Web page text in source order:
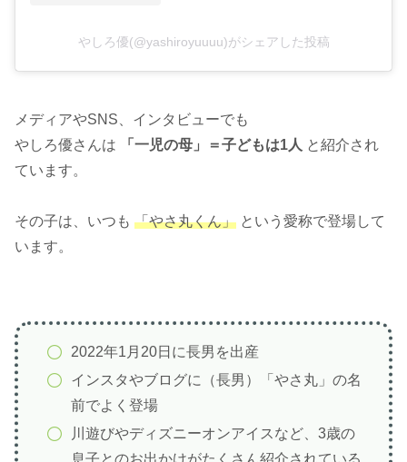
やしろ優(@yashiroyuuuu)がシェアした投稿
メディアやSNS、インタビューでも
やしろ優さんは
「一児の母」＝子どもは1人 と紹介され
ています。
その子は、いつも 「やさ丸くん」 という愛称で登場して
います。
2022年1月20日に長男を出産
インスタやブログに（長男）「やさ丸」の名
前でよく登場
川遊びやディズニーオンアイスなど、3歳の
息子とのお出かけがたくさん紹介されている